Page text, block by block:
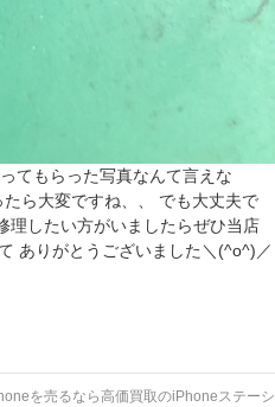
てもらった写真なんて言えな
ら大変ですね、、 でも大丈夫で
理したい方がいましたらぜひ当店
ありがとうございました＼(^o^)／
を売るなら高価買取のiPhoneステーシ